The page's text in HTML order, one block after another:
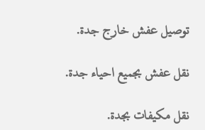
توصيل عفش خارج جدة.
نقل عفش بجميع احياء جدة.
نقل مكيفات بجدة.